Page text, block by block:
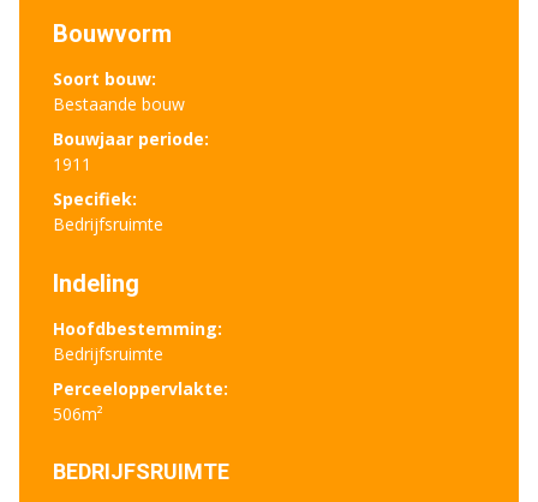
Bouwvorm
Soort bouw:
Bestaande bouw
Bouwjaar periode:
1911
Specifiek:
Bedrijfsruimte
Indeling
Hoofdbestemming:
Bedrijfsruimte
Perceeloppervlakte:
506m²
BEDRIJFSRUIMTE